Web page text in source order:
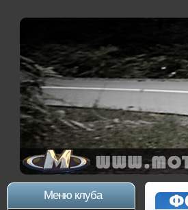
Меню клуба